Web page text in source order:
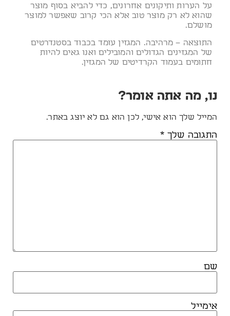
על הערות ותיקונים אחרונים, כדי להביא בסוף מוצר
שהוא לא רק מוצר טוב אלא הכי קרוב שאפשר למוצר
מושלם.
התוצאה – מרהיבה. המגזין עומד בכבוד בסטנדרטים
של המגזינים הגדולים והמובילים ואנו גאים להיות
חתומים בעמוד הקרדיטים של המגזין.
נו, מה אתה אומר?
המייל שלך הוא אישי, לכן הוא גם לא יוצג באתר.
התגובה שלך*
שם
אימייל